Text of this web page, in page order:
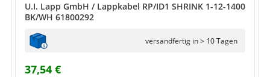
U.I. Lapp GmbH / Lappkabel RP/ID1 SHRINK 1-12-1400
BK/WH 61800292
versandfertig in > 10 Tagen
37,54 €